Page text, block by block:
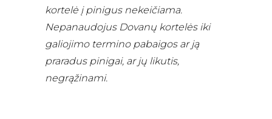
kortelė į pinigus nekeičiama.
Nepanaudojus Dovanų kortelės iki
galiojimo termino pabaigos ar ją
praradus pinigai, ar jų likutis,
negrąžinami.